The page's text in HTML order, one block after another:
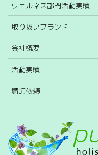
ウェルネス部門活動実績
取り扱いブランド
会社概要
活動実績
講師依頼